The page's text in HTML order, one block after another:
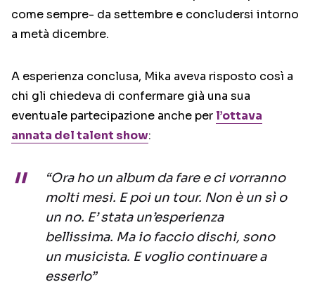
come sempre- da settembre e concludersi intorno
a metà dicembre.
A esperienza conclusa, Mika aveva risposto così a
chi gli chiedeva di confermare già una sua
eventuale partecipazione anche per l’ottava
annata del talent show:
“Ora ho un album da fare e ci vorranno
molti mesi. E poi un tour. Non è un sì o
un no. E’ stata un’esperienza
bellissima. Ma io faccio dischi, sono
un musicista. E voglio continuare a
esserlo”